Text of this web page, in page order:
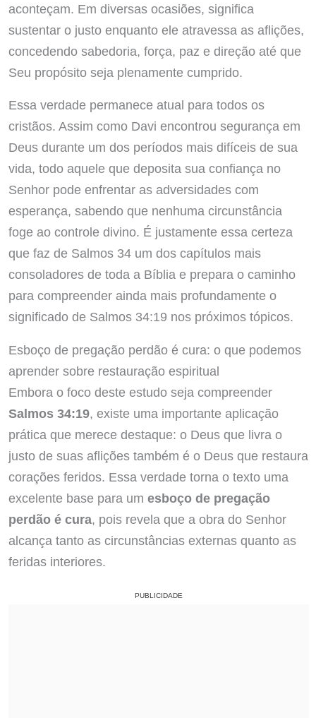
aconteçam. Em diversas ocasiões, significa
sustentar o justo enquanto ele atravessa as aflições,
concedendo sabedoria, força, paz e direção até que
Seu propósito seja plenamente cumprido.
Essa verdade permanece atual para todos os
cristãos. Assim como Davi encontrou segurança em
Deus durante um dos períodos mais difíceis de sua
vida, todo aquele que deposita sua confiança no
Senhor pode enfrentar as adversidades com
esperança, sabendo que nenhuma circunstância
foge ao controle divino. É justamente essa certeza
que faz de Salmos 34 um dos capítulos mais
consoladores de toda a Bíblia e prepara o caminho
para compreender ainda mais profundamente o
significado de Salmos 34:19 nos próximos tópicos.
Esboço de pregação perdão é cura: o que podemos
aprender sobre restauração espiritual
Embora o foco deste estudo seja compreender
Salmos 34:19, existe uma importante aplicação
prática que merece destaque: o Deus que livra o
justo de suas aflições também é o Deus que restaura
corações feridos. Essa verdade torna o texto uma
excelente base para um esboço de pregação
perdão é cura, pois revela que a obra do Senhor
alcança tanto as circunstâncias externas quanto as
feridas interiores.
PUBLICIDADE